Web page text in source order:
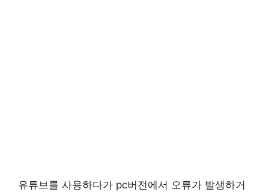
유튜브를 사용하다가 pc버전에서 오류가 발생하거